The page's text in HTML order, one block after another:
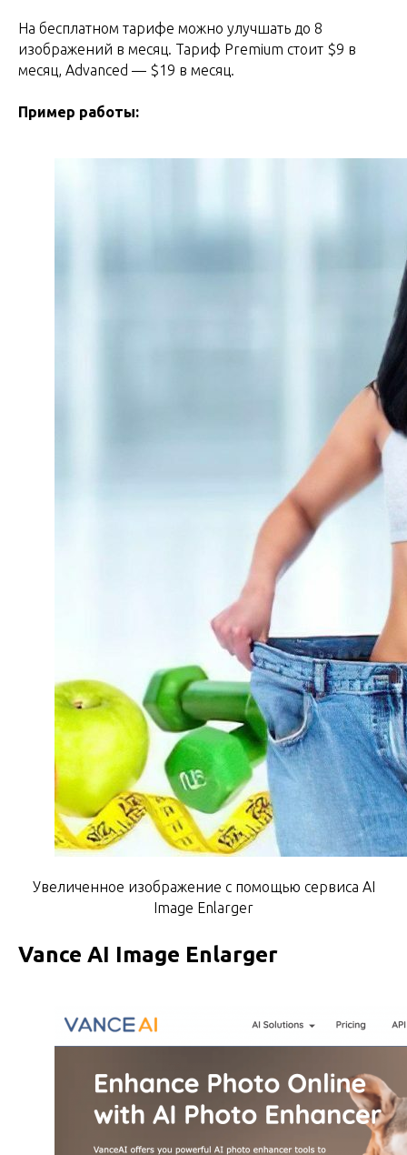
На бесплатном тарифе можно улучшать до 8
изображений в месяц. Тариф Premium стоит $9 в
месяц, Advanced — $19 в месяц.
Пример работы:
Увеличенное изображение с помощью сервиса AI
Image Enlarger
Vance AI Image Enlarger